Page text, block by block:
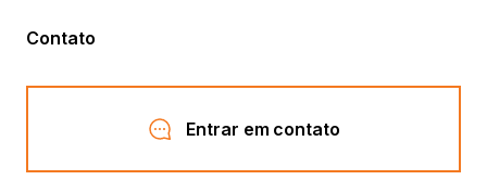
Contato
Entrar em contato